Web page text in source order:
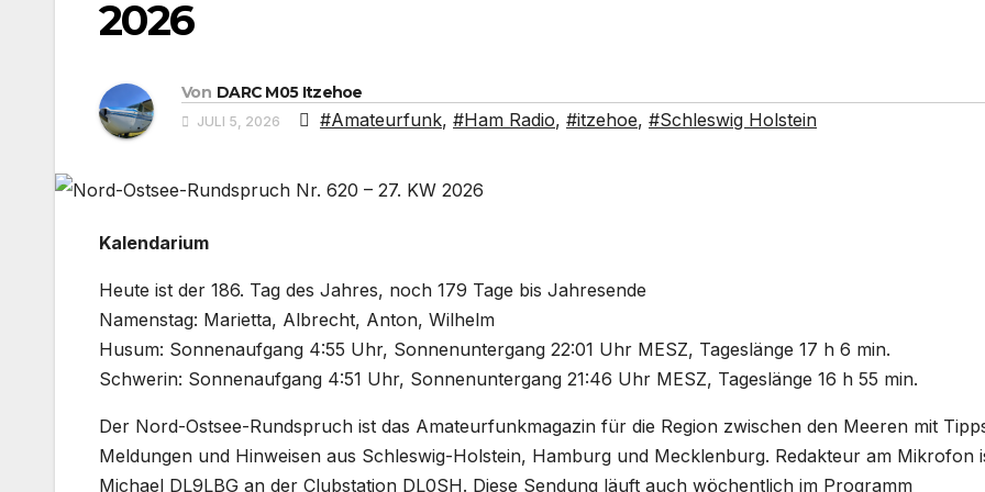
2026
Von DARC M05 Itzehoe
JULI 5, 2026 #Amateurfunk, #Ham Radio, #itzehoe, #Schleswig Holstein
Kalendarium
Heute ist der 186. Tag des Jahres, noch 179 Tage bis Jahresende
Namenstag: Marietta, Albrecht, Anton, Wilhelm
Husum: Sonnenaufgang 4:55 Uhr, Sonnenuntergang 22:01 Uhr MESZ, Tageslänge 17 h 6 min.
Schwerin: Sonnenaufgang 4:51 Uhr, Sonnenuntergang 21:46 Uhr MESZ, Tageslänge 16 h 55 min.
Der Nord-Ostsee-Rundspruch ist das Amateurfunkmagazin für die Region zwischen den Meeren mit
Meldungen und Hinweisen aus Schleswig-Holstein, Hamburg und Mecklenburg. Redakteur am Mikrofon
Michael DL9LBG an der Clubstation DL0SH. Diese Sendung läuft auch wöchentlich im Programm